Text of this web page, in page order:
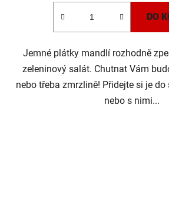
DO
Jemné plátky mandlí rozhodně
zeleninový salát. Chutnat Vám
nebo třeba zmrzlině! Přidejte si je
nebo s nimi...